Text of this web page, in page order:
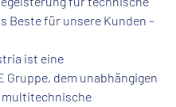
Beste für unsere Kunden –
ist eine
Gruppe, dem unabhängigen